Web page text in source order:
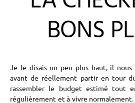
BONS
Je le disais un peu plus haut, il
avant de réellement partir en tour
rassembler le budget estimé tout
régulièrement et à vivre